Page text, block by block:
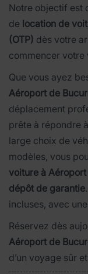
Notre objectif est
de location de
(OTP) dès votre
commencer votre
Que vous ayez
Aéroport de
déplacement
prête à répondre
large choix de
modèles, vous
voiture à
dépôt de garantie
incluses, avec
Réservez dès
Aéroport de
d’un voyage sûr